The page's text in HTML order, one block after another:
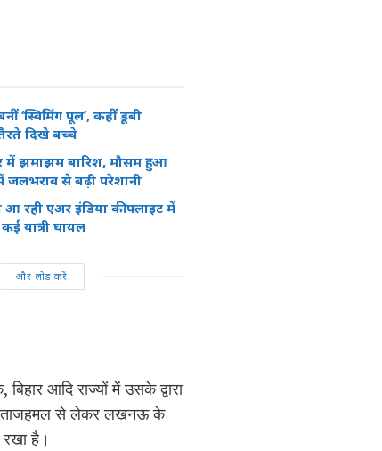
‘स्विमिंग पूल’, कहीं डूबी
दिखे बच्चे
में झमाझम बारिश, मौसम हुआ
जलभराव से बढ़ी परेशानी
आ रही एअर इंडिया की फ्लाइट में
यात्री घायल
और लोड करें
आदि राज्यों में उसके द्वारा
में ताजहमल से लेकर लखनऊ के
है।